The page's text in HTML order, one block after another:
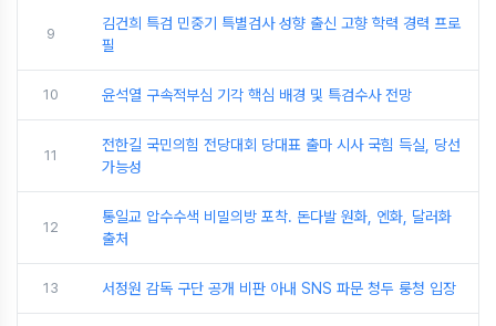
9
김건희 특검 민중기 특별검사 성향 출신 고향 학력 경력 프로
필
10 윤석열 구속적부심 기각 핵심 배경 및 특검수사 전망
11
전한길 국민의힘 전당대회 당대표 출마 시사 국힘 득실, 당선
가능성
12
통일교 압수수색 비밀의방 포착. 돈다발 원화, 엔화, 달러화
출처
13 서정원 감독 구단 공개 비판 아내 SNS 파문 청두 룽청 입장